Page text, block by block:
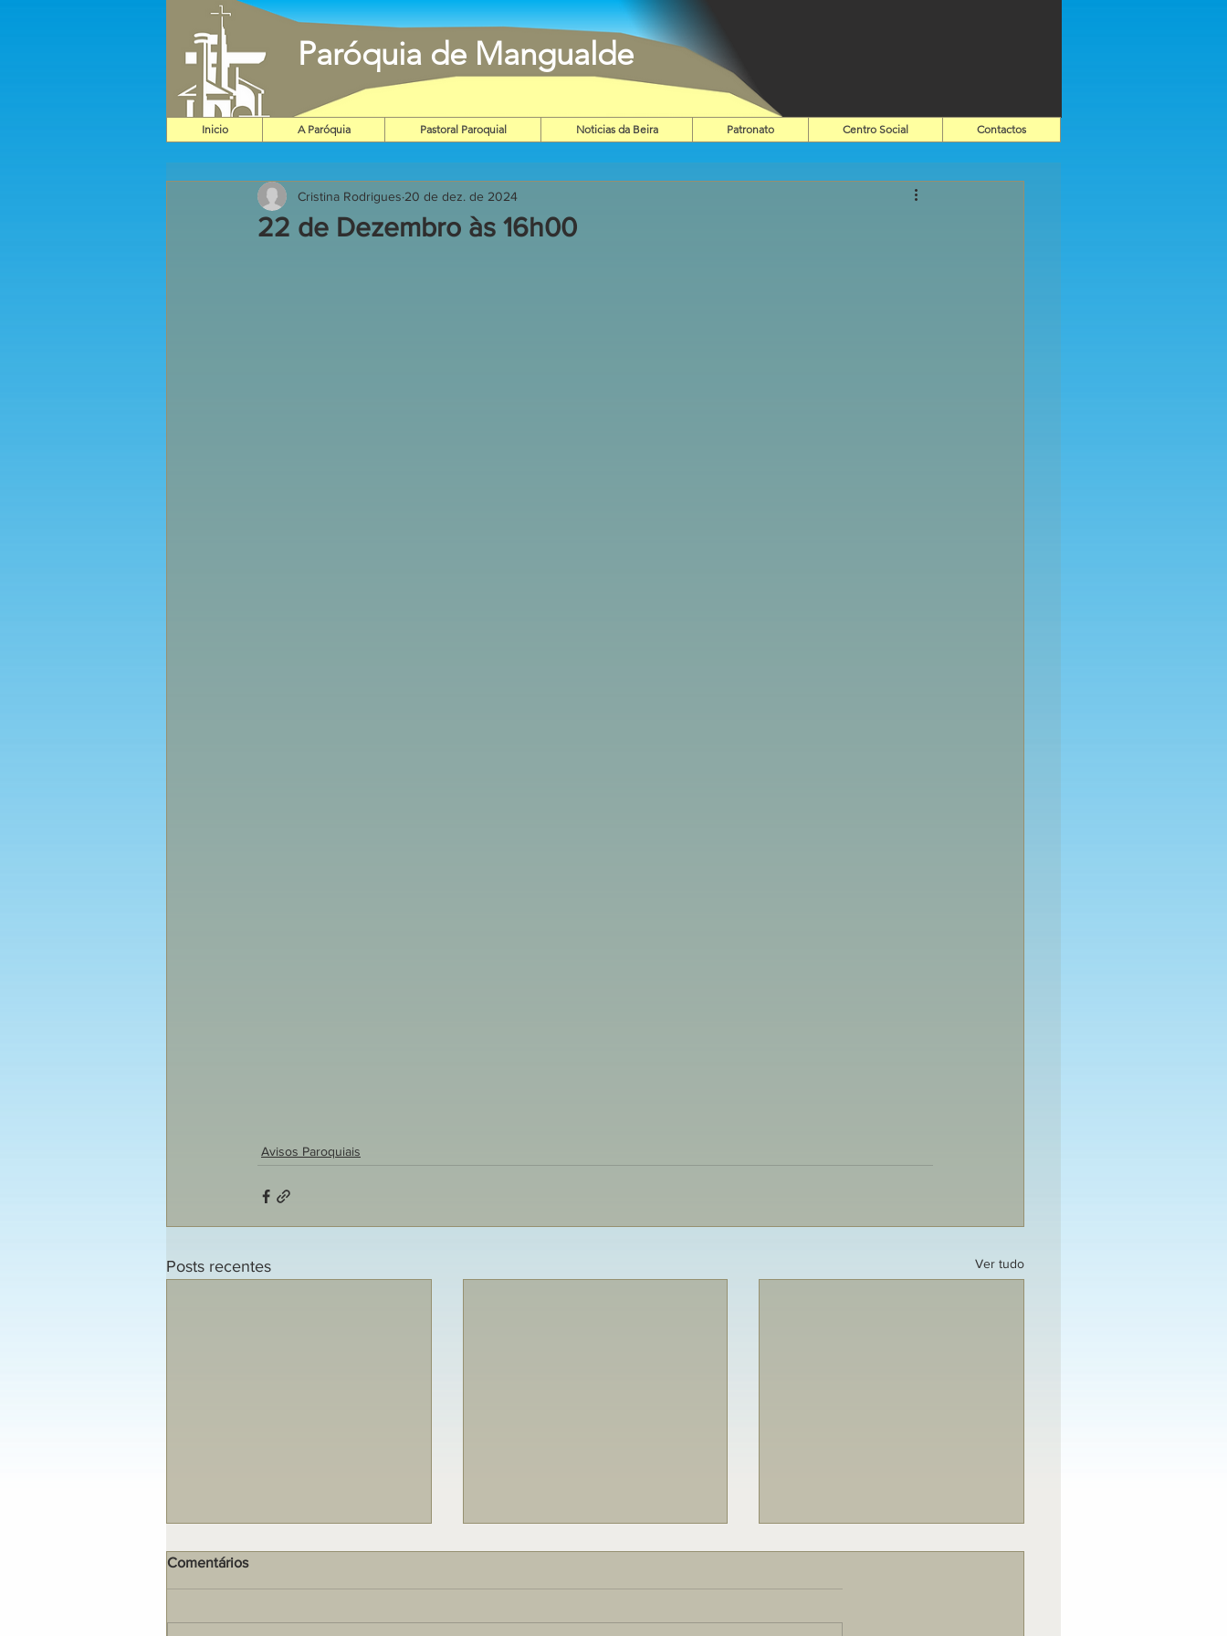
Paróquia de Mangualde
Inicio A Paróquia Pastoral Paroquial Noticias da Beira Patronato Centro Social Contactos
22 de Dezembro às 16h00
Cristina Rodrigues 20 de dez. de 2024
Avisos Paroquiais
Posts recentes Ver tudo
Comentários